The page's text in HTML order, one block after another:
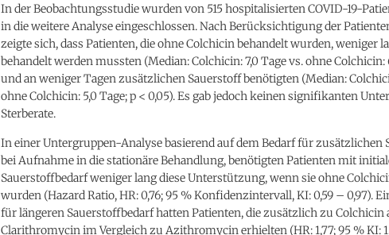
In der Beobachtungsstudie wurden von 515 hospitalisierten COVID-19-
in die weitere Analyse eingeschlossen. Nach Berücksichtigung der
zeigte sich, dass Patienten, die ohne Colchicin behandelt wurden, weniger
behandelt werden mussten (Median: Colchicin: 7,0 Tage vs. ohne Colchicin:
und an weniger Tagen zusätzlichen Sauerstoff benötigten (Median:
ohne Colchicin: 5,0 Tage; p < 0,05). Es gab jedoch keinen signifikanten
Sterberate.
In einer Untergruppen-Analyse basierend auf dem Bedarf für zusätzlichen
bei Aufnahme in die stationäre Behandlung, benötigten Patienten mit
Sauerstoffbedarf weniger lang diese Unterstützung, wenn sie ohne
wurden (Hazard Ratio, HR: 0,76; 95 % Konfidenzintervall, KI: 0,59 – 0,97).
für längeren Sauerstoffbedarf hatten Patienten, die zusätzlich zu Colchicin
Clarithromycin im Vergleich zu Azithromycin erhielten (HR: 1,77; 95 % KI: